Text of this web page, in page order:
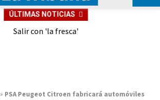
ÚLTIMAS NOTICIAS
Salir con 'la fresca'
» PSA Peugeot Citroen fabricará automóviles